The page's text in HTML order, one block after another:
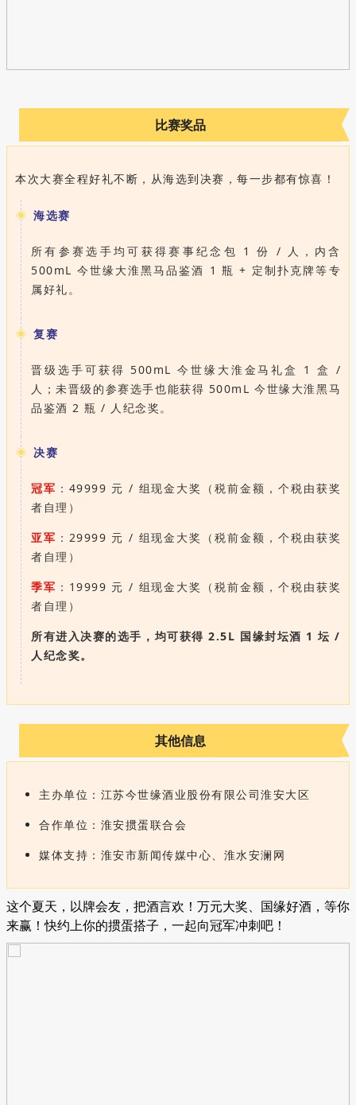
比赛奖品
本次大赛全程好礼不断，从海选到决赛，每一步都有惊喜！
海选赛
所有参赛选手均可获得赛事纪念包 1 份 / 人，内含
500mL 今世缘大淮黑马品鉴酒 1 瓶 + 定制扑克牌等专
属好礼。
复赛
晋级选手可获得 500mL 今世缘大淮金马礼盒 1 盒 /
人；未晋级的参赛选手也能获得 500mL 今世缘大淮黑马
品鉴酒 2 瓶 / 人纪念奖。
决赛
冠军 ：49999 元 / 组现金大奖（税前金额，个税由获奖
者自理）
亚军 ：29999 元 / 组现金大奖（税前金额，个税由获奖
者自理）
季军 ：19999 元 / 组现金大奖（税前金额，个税由获奖
者自理）
所有进入决赛的选手，均可获得 2.5L 国缘封坛酒 1 坛 /
人纪念奖。
其他信息
主办单位：江苏今世缘酒业股份有限公司淮安大区
合作单位：淮安掼蛋联合会
媒体支持：淮安市新闻传媒中心、淮水安澜网
这个夏天，以牌会友，把酒言欢！万元大奖、国缘好酒，等你
来赢！快约上你的掼蛋搭子，一起向冠军冲刺吧！